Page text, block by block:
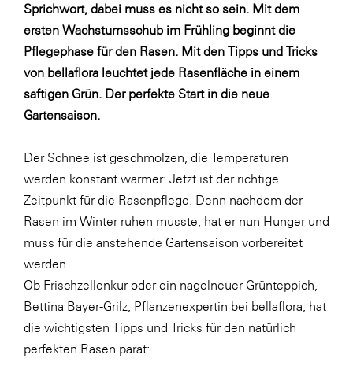
Bauvereinigungen
Getzner Werkstoffe
Heimat Österreich
ikp
JELD-WEN DANA
kosaplaner
LAT Nitrogen
Libro
Lidl Österreich
MTH Retail Group
OMV
Sprichwort, dabei muss es nicht so sein. Mit dem
ersten Wachstumsschub im Frühling beginnt die
Pflegephase für den Rasen. Mit den Tipps und Tricks
von bellaflora leuchtet jede Rasenfläche in einem
saftigen Grün. Der perfekte Start in die neue
Gartensaison.
Der Schnee ist geschmolzen, die Temperaturen
werden konstant wärmer: Jetzt ist der richtige
Zeitpunkt für die Rasenpflege. Denn nachdem der
Rasen im Winter ruhen musste, hat er nun Hunger und
muss für die anstehende Gartensaison vorbereitet
werden.
Ob Frischzellenkur oder ein nagelneuer Grünteppich,
Bettina Bayer-Grilz, Pflanzenexpertin bei bellaflora , hat
die wichtigsten Tipps und Tricks für den natürlich
perfekten Rasen parat: